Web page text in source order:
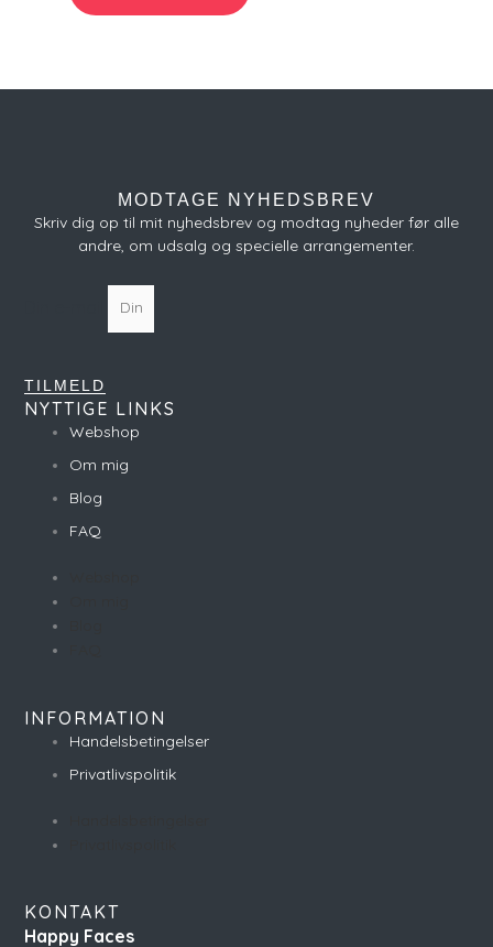
MODTAGE NYHEDSBREV
Skriv dig op til mit nyhedsbrev og modtag nyheder før alle
andre, om udsalg og specielle arrangementer.
TILMELD
NYTTIGE LINKS
Webshop
Om mig
Blog
FAQ
INFORMATION
Handelsbetingelser
Privatlivspolitik
KONTAKT
Happy Faces